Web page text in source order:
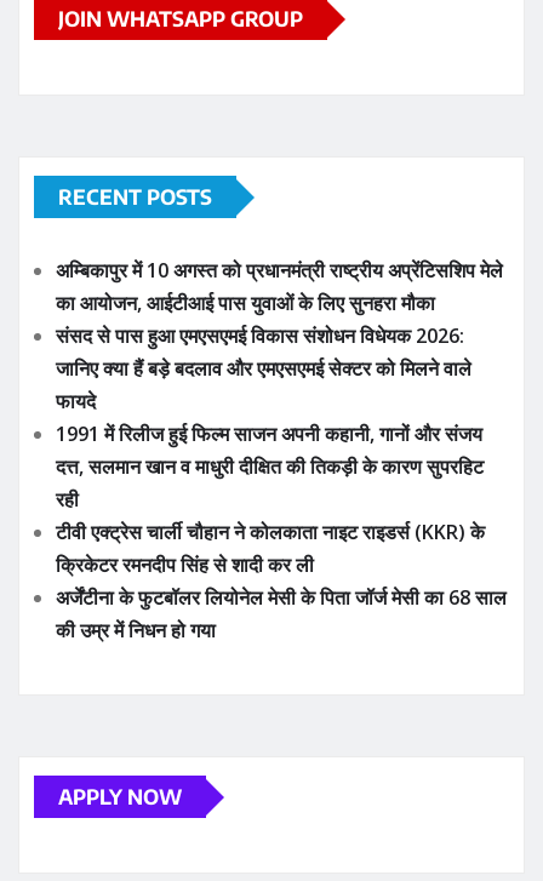
JOIN WHATSAPP GROUP
RECENT POSTS
अम्बिकापुर में 10 अगस्त को प्रधानमंत्री राष्ट्रीय अप्रेंटिसशिप मेले
का आयोजन, आईटीआई पास युवाओं के लिए सुनहरा मौका
संसद से पास हुआ एमएसएमई विकास संशोधन विधेयक 2026:
जानिए क्या हैं बड़े बदलाव और एमएसएमई सेक्टर को मिलने वाले
फायदे
1991 में रिलीज हुई फिल्म साजन अपनी कहानी, गानों और संजय
दत्त, सलमान खान व माधुरी दीक्षित की तिकड़ी के कारण सुपरहिट
रही
टीवी एक्ट्रेस चार्ली चौहान ने कोलकाता नाइट राइडर्स (KKR) के
क्रिकेटर रमनदीप सिंह से शादी कर ली
अर्जेंटीना के फुटबॉलर लियोनेल मेसी के पिता जॉर्ज मेसी का 68 साल
की उम्र में निधन हो गया
APPLY NOW